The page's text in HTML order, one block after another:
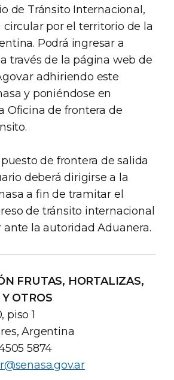
de Tránsito Internacional,
circular por el territorio de la
Podrá ingresar a
través de la página web de
adhiriendo este
y poniéndose en
Oficina de frontera de
de frontera de salida
deberá dirigirse a la
a fin de tramitar el
de tránsito internacional
ante la autoridad Aduanera.
FRUTAS, HORTALIZAS,
OTROS
piso 1
Argentina
5874